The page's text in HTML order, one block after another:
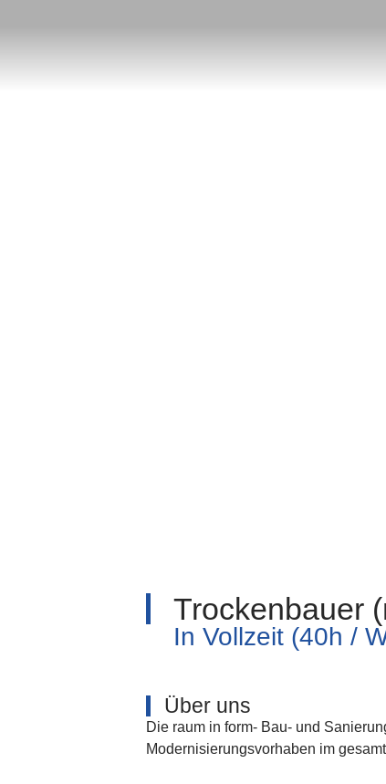
Trockenbauer
In Vollzeit (40h /
Über uns
Die raum in form- Bau- und
Modernisierungsvorhaben im